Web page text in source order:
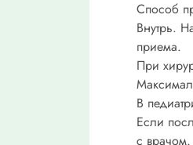
Способ
Внутрь.
приема.
При
В
Если
с врачом.